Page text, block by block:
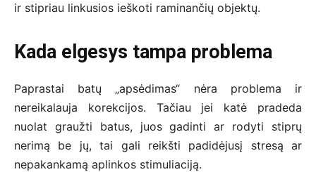
ir stipriau linkusios ieškoti raminančių objektų.
Kada elgesys tampa problema
Paprastai batų „apsėdimas“ nėra problema ir
nereikalauja korekcijos. Tačiau jei katė pradeda
nuolat graužti batus, juos gadinti ar rodyti stiprų
nerimą be jų, tai gali reikšti padidėjusį stresą ar
nepakankamą aplinkos stimuliaciją.